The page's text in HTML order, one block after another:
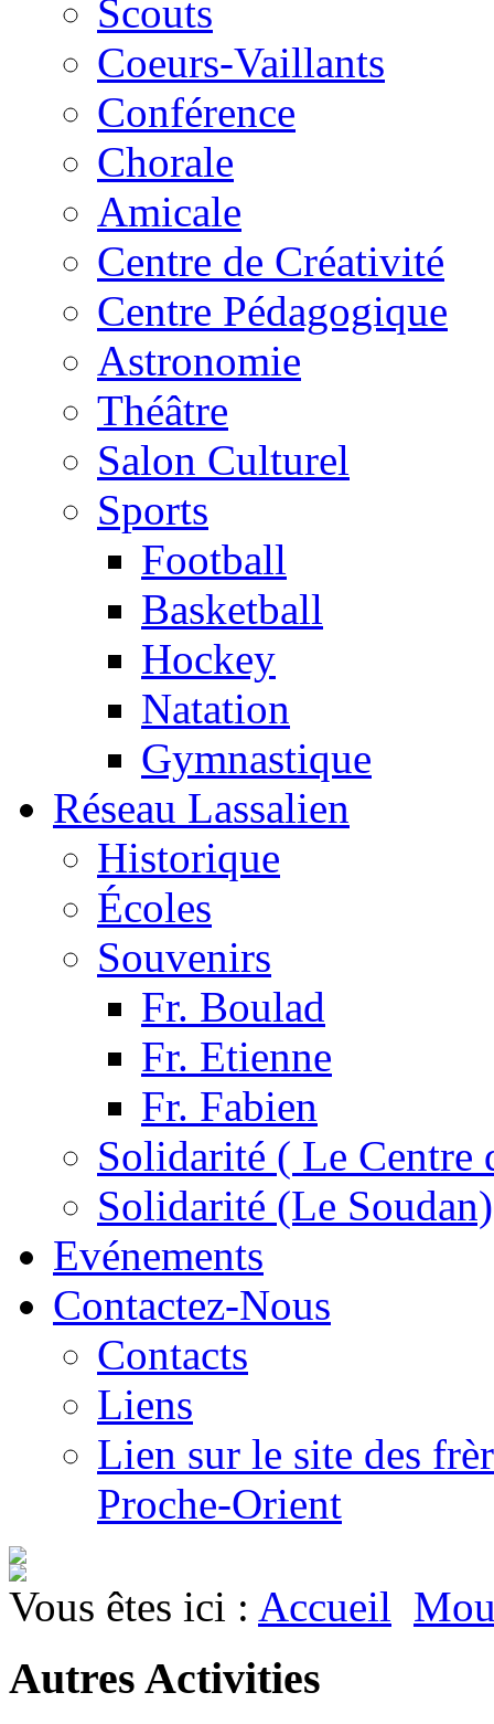
Scouts
Coeurs-Vaillants
Conférence
Chorale
Amicale
Centre de Créativité
Centre Pédagogique
Astronomie
Théâtre
Salon Culturel
Sports
Football
Basketball
Hockey
Natation
Gymnastique
Réseau Lassalien
Historique
Écoles
Souvenirs
Fr. Boulad
Fr. Etienne
Fr. Fabien
Solidarité ( Le Centre
Solidarité (Le Soudan)
Evénements
Contactez-Nous
Contacts
Liens
Lien sur le site des
Proche-Orient
Vous êtes ici : Accueil
Autres Activities